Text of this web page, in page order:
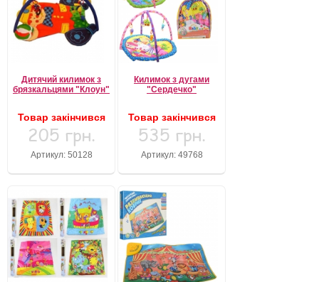
Дитячий килимок з
брязкальцями "Клоун"
Товар закінчився
205 грн.
Артикул: 50128
Килимок з дугами
"Сердечко"
Товар закінчився
535 грн.
Артикул: 49768